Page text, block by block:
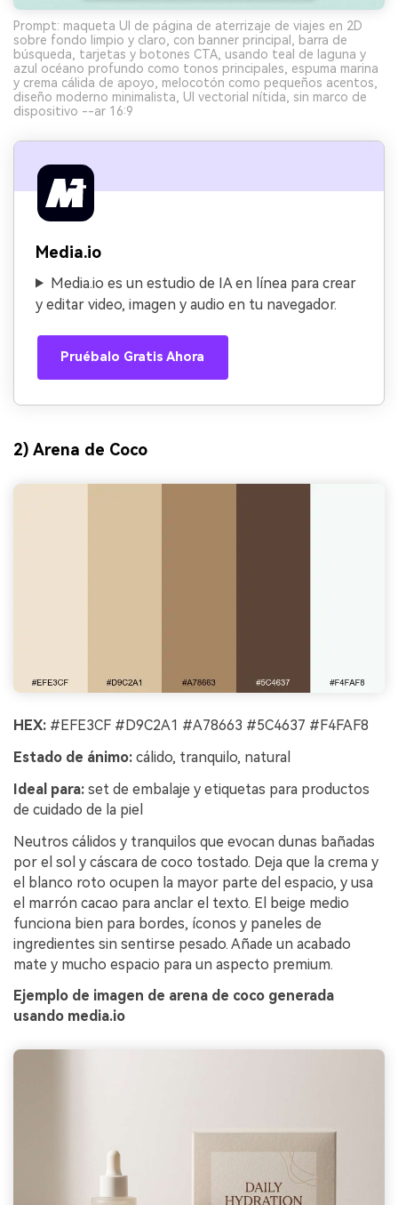
Prompt: maqueta UI de página de aterrizaje de viajes en 2D
sobre fondo limpio y claro, con banner principal, barra de
búsqueda, tarjetas y botones CTA, usando teal de laguna y
azul océano profundo como tonos principales, espuma marina
y crema cálida de apoyo, melocotón como pequeños acentos,
diseño moderno minimalista, UI vectorial nítida, sin marco de
dispositivo --ar 16:9
Media.io
Media.io es un estudio de IA en línea para crear
y editar video, imagen y audio en tu navegador.
Pruébalo Gratis Ahora
2) Arena de Coco
HEX: #EFE3CF #D9C2A1 #A78663 #5C4637 #F4FAF8
Estado de ánimo: cálido, tranquilo, natural
Ideal para: set de embalaje y etiquetas para productos
de cuidado de la piel
Neutros cálidos y tranquilos que evocan dunas bañadas
por el sol y cáscara de coco tostado. Deja que la crema y
el blanco roto ocupen la mayor parte del espacio, y usa
el marrón cacao para anclar el texto. El beige medio
funciona bien para bordes, íconos y paneles de
ingredientes sin sentirse pesado. Añade un acabado
mate y mucho espacio para un aspecto premium.
Ejemplo de imagen de arena de coco generada
usando media.io